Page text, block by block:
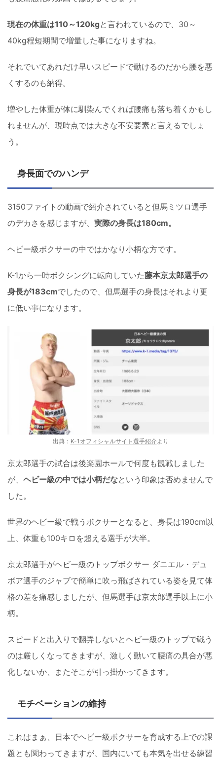
現在の体重は110～120kgと言われているので、30～
40kg程短期間で増量した事になりますね。
それでいてあれだけ早いスピードで動けるのだから腰を悪
くするのも納得。
増やした体重が体に馴染んでくれば腰痛も落ち着くかもし
れませんが、現時点では大きな不安要素と言えるでしょ
う。
身長面でのハンデ
3150ファイトの動画で紹介されていると但馬ミツロ選手
のデカさを感じますが、 実際の身長は180cm。
ヘビー級ボクサーの中ではかなり小柄な方です。
K-1から一時ボクシングに転向していた藤本京太郎選手の
身長が183cmでしたので、但馬選手の身長はそれより更
に低い事になります。
出典： K-1オフィシャルサイト選手紹介より
京太郎選手の試合は後楽園ホールで何度も観戦しました
が、 ヘビー級の中では小柄だなという印象は否めませんで
した。
世界のヘビー級で戦うボクサーとなると、身長は190cm以
上、体重も100キロを超える選手が大半。
京太郎選手がヘビー級のトップボクサー ダニエル・デュ
ボア選手のジャブで簡単に吹っ飛ばされている姿を見て体
格の差を痛感しましたが、但馬選手は京太郎選手以上に小
柄。
スピードと出入りで翻弄しないとヘビー級のトップで戦う
のは厳しくなってきますが、激しく動いて腰痛の具合が悪
化しないか、またそこが引っ掛かってきます。
モチベーションの維持
これはまぁ、日本でヘビー級ボクサーを育成する上での課
題とも関わってきますが、国内にいても本気を出せる練習